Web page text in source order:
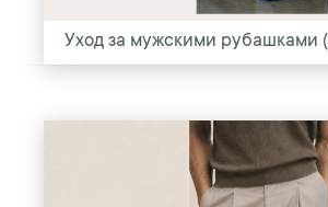
Уход за мужскими рубашками